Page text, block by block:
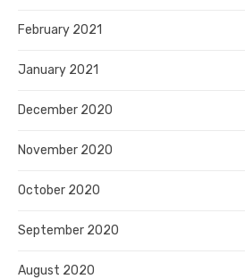
February 2021
January 2021
December 2020
November 2020
October 2020
September 2020
August 2020